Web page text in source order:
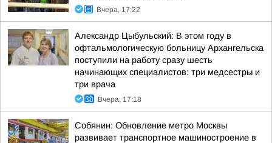
Вчера, 17:22
Александр Цыбульский: В этом году в
офтальмологическую больницу Архангельска
поступили на работу сразу шесть
начинающих специалистов: три медсестры и
три врача
Вчера, 17:18
Собянин: Обновление метро Москвы
развивает транспортное машиностроение в